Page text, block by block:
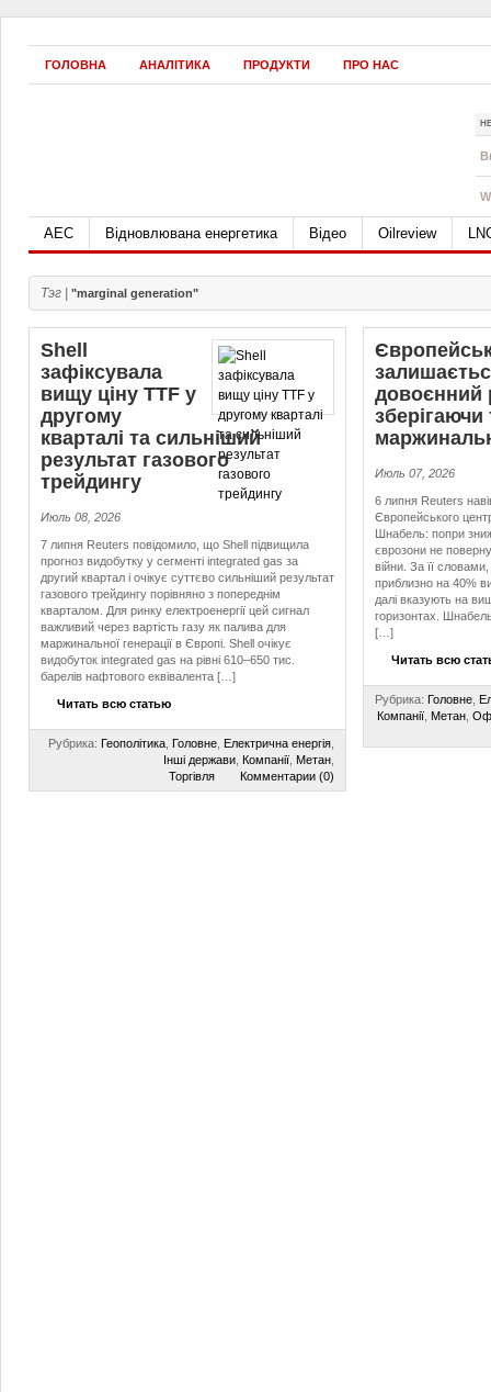
ГОЛОВНА АНАЛІТИКА ПРОДУКТИ ПРО НАС
АЕС Відновлювана енергетика Відео Oilreview
Тэг | "marginal generation"
Shell
зафіксувала
вищу ціну TTF у
другому
кварталі та сильніший
результат газового
трейдингу
Июль 08, 2026
7 липня Reuters повідомило, що Shell підвищила
прогноз видобутку у сегменті integrated gas за
другий квартал і очікує суттєво сильніший результат
газового трейдингу порівняно з попереднім
кварталом. Для ринку електроенергії цей сигнал
важливий через вартість газу як палива для
маржинальної генерації в Європі. Shell очікує
видобуток integrated gas на рівні 610–650 тис.
барелів нафтового еквівалента […]
Читать всю статью
Рубрика: Геополітика Головне Електрична енергія
Інші держави Компанії Метан
Торгівля
Комментарии (0)
довоєнний
зберігаючи
Июль 07, 2026
6 липня Reuters
Європейського
Шнабель: попри
єврозони не
війни. За її
приблизно на 40%
далі вказують на
горизонтах.
[…]
Читать всю
Рубрика: Головне
Компанії Метан